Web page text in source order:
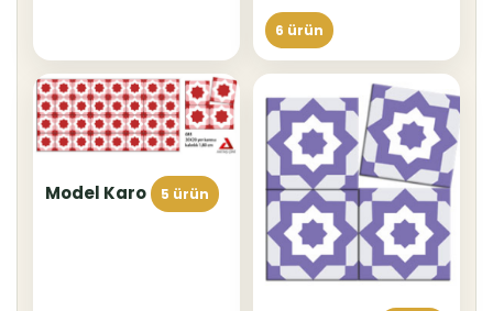
6 ürün
Model Karo 5 ürün